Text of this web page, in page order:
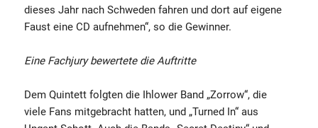
dieses Jahr nach Schweden fahren und dort auf eigene
Faust eine CD aufnehmen“, so die Gewinner.
Eine Fachjury bewertete die Auftritte
Dem Quintett folgten die Ihlower Band „Zorrow“, die
viele Fans mitgebracht hatten, und „Turned In“ aus